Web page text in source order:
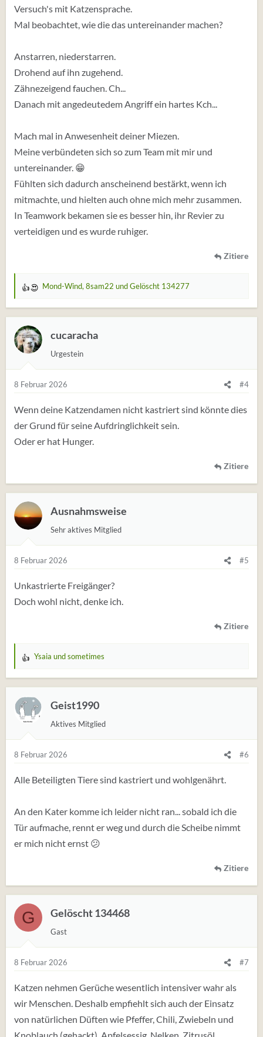
Versuch's mit Katzensprache.
Mal beobachtet, wie die das untereinander machen?
Anstarren, niederstarren.
Drohend auf ihn zugehend.
Zähnezeigend fauchen. Ch...
Danach mit angedeutedem Angriff ein hartes Kch...
Mach mal in Anwesenheit deiner Miezen.
Meine verbündeten sich so zum Team mit mir und
untereinander. 😁
Fühlten sich dadurch anscheinend bestärkt, wenn ich
mitmachte, und hielten auch ohne mich mehr zusammen.
In Teamwork bekamen sie es besser hin, ihr Revier zu
verteidigen und es wurde ruhiger.
Zitiere
W
r
t
u
n
e
n
:
Mond-Wind, 8sam22 undGelöscht 134277
cucaracha
Urgestein
8 Februar 2026 #4
Wenn deine Katzendamen nicht kastriert sind könnte dies
der Grund für seine Aufdringlichkeit sein.
Oder er hat Hunger.
Zitiere
Ausnahmsweise
Sehr aktives Mitglied
8 Februar 2026 #5
Unkastrierte Freigänger?
Doch wohl nicht, denke ich.
Zitiere
W
r
t
u
e
n
:
Ysaia undsometimes
Geist1990
Aktives Mitglied
8 Februar 2026 #6
Alle Beteiligten Tiere sind kastriert und wohlgenährt.
An den Kater komme ich leider nicht ran... sobald ich die
Tür aufmache, rennt er weg und durch die Scheibe nimmt
er mich nicht ernst 😕
Zitiere
G Gelöscht 134468
Gast
8 Februar 2026 #7
Katzen nehmen Gerüche wesentlich intensiver wahr als
wir Menschen. Deshalb empfiehlt sich auch der Einsatz
von natürlichen Düften wie Pfeffer, Chili, Zwiebeln und